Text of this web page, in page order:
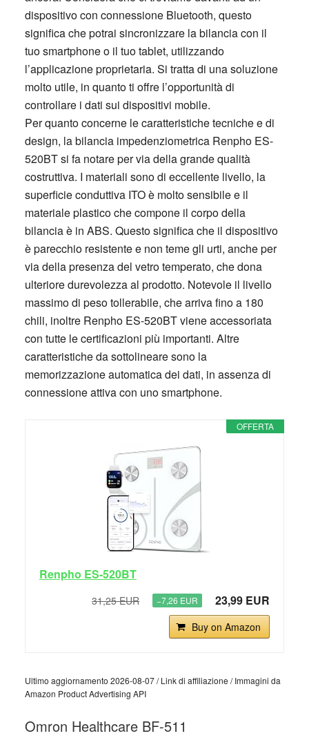
dispositivo con connessione Bluetooth, questo
significa che potrai sincronizzare la bilancia con il
tuo smartphone o il tuo tablet, utilizzando
l’applicazione proprietaria. Si tratta di una soluzione
molto utile, in quanto ti offre l’opportunità di
controllare i dati sui dispositivi mobile.
Per quanto concerne le caratteristiche tecniche e di
design, la bilancia impedenziometrica Renpho ES-
520BT si fa notare per via della grande qualità
costruttiva. I materiali sono di eccellente livello, la
superficie conduttiva ITO è molto sensibile e il
materiale plastico che compone il corpo della
bilancia è in ABS. Questo significa che il dispositivo
è parecchio resistente e non teme gli urti, anche per
via della presenza del vetro temperato, che dona
ulteriore durevolezza al prodotto. Notevole il livello
massimo di peso tollerabile, che arriva fino a 180
chili, inoltre Renpho ES-520BT viene accessoriata
con tutte le certificazioni più importanti. Altre
caratteristiche da sottolineare sono la
memorizzazione automatica dei dati, in assenza di
connessione attiva con uno smartphone.
OFFERTA
Renpho ES-520BT
31,25 EUR −7,26 EUR 23,99 EUR
Buy on Amazon
Ultimo aggiornamento 2026-08-07 / Link di affiliazione / Immagini da
Amazon Product Advertising API
Omron Healthcare BF-511